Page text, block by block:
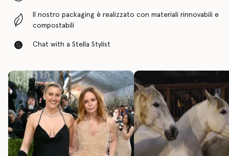
Il nostro packaging è realizzato con materiali rinnovabili e
compostabili
Chat with a Stella Stylist